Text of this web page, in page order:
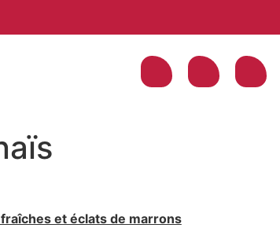
et éclats de marrons